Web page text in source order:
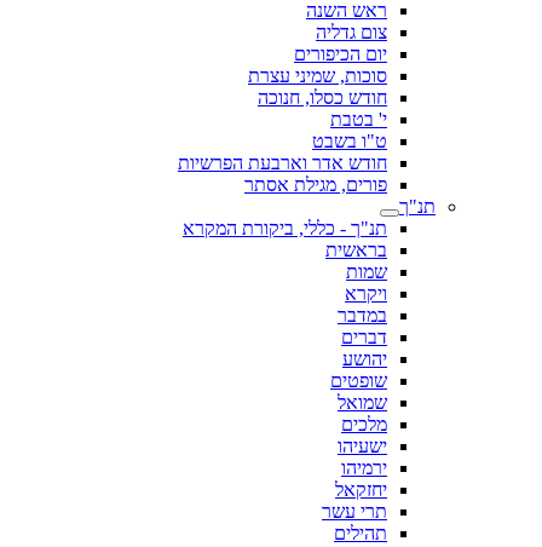
ראש השנה
צום גדליה
יום הכיפורים
סוכות, שמיני עצרת
חודש כסלו, חנוכה
י' בטבת
ט"ו בשבט
חודש אדר וארבעת הפרשיות
פורים, מגילת אסתר
תנ"ך
תנ"ך - כללי, ביקורת המקרא
בראשית
שמות
ויקרא
במדבר
דברים
יהושע
שופטים
שמואל
מלכים
ישעיהו
ירמיהו
יחזקאל
תרי עשר
תהילים